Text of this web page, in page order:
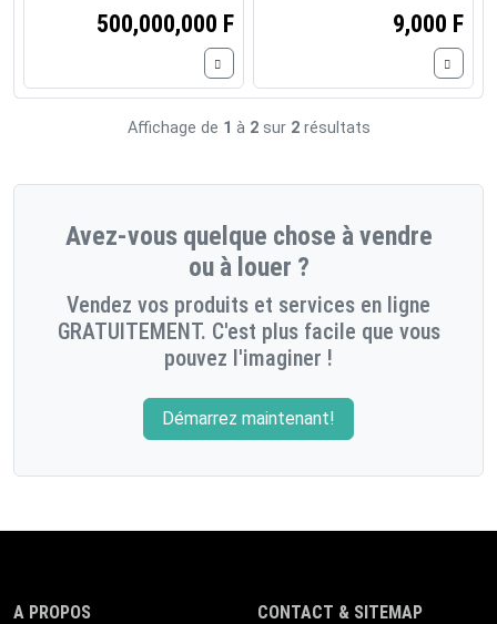
500,000,000 F 9,000 F
Affichage de 1 à 2sur 2résultats
Avez-vous quelque chose à vendre
ou à louer ?
Vendez vos produits et services en ligne
GRATUITEMENT. C'est plus facile que vous
pouvez l'imaginer !
Démarrez maintenant!
A PROPOS CONTACT & SITEMAP